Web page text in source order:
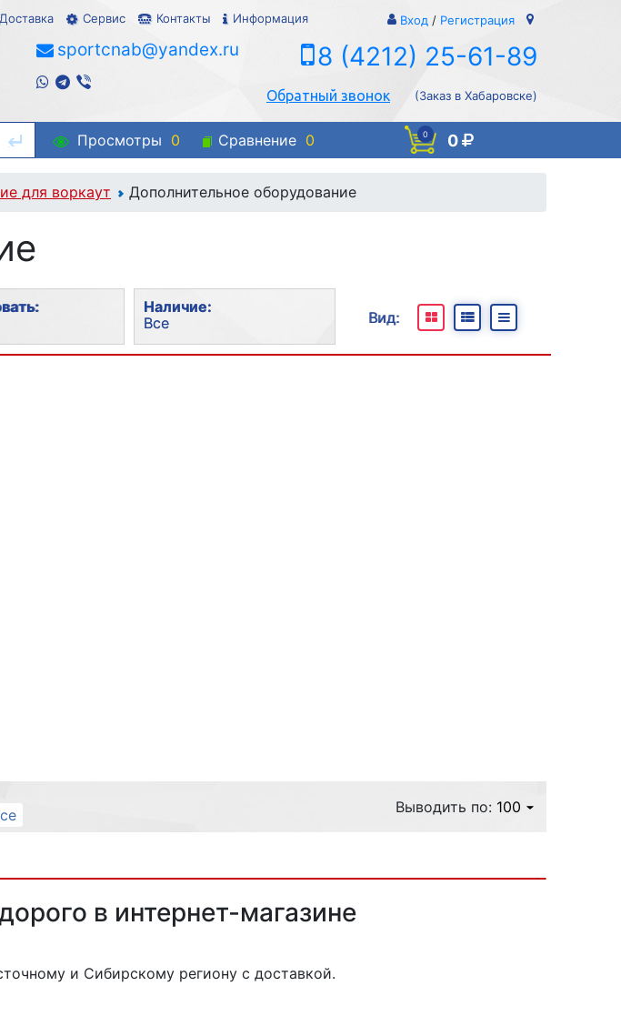
Доставка Сервис Контакты Информация Вход / Регистрация
sportcnab@yandex.ru 8 (4212) 25-61-89
Обратный звонок (Заказ в Хабаровске)
Просмотры 0 Сравнение 0 0 0
для воркаут Дополнительное оборудование
Наличие:
Все
Вид:
Выводить по: 100
в интернет-магазине
и Сибирскому региону с доставкой.